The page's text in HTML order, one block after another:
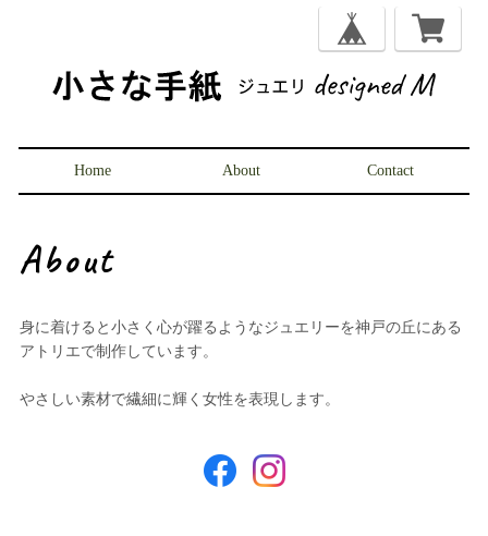
Home About Contact
About
身に着けると小さく心が躍るようなジュエリーを神戸の丘にある
アトリエで制作しています。
やさしい素材で繊細に輝く女性を表現します。